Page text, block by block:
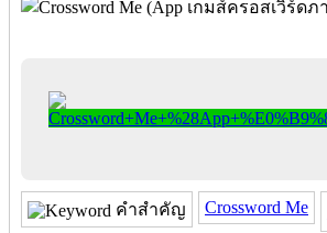
คำสำคัญ Crossword Me